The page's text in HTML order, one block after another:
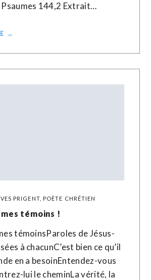
Psaumes 144,2 Extrait…
→
PRIGENT, POÈTE CHRÉTIEN
témoins !
témoinsParoles de Jésus-
à chacunC’est bien ce qu’il
en a besoinEntendez-vous
lui le cheminLa vérité, la